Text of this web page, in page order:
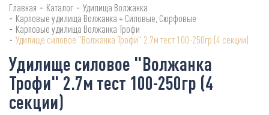
Главная - Каталог - Удилища Волжанка
- Карповые удилища Волжанка + Силовые, Сюрфовые
- Карповые удилища Волжанка Трофи
- Удилище силовое "Волжанка Трофи" 2.7м тест 100-250гр (4 секции)
Удилище силовое "Волжанка
Трофи" 2.7м тест 100-250гр (4
секции)